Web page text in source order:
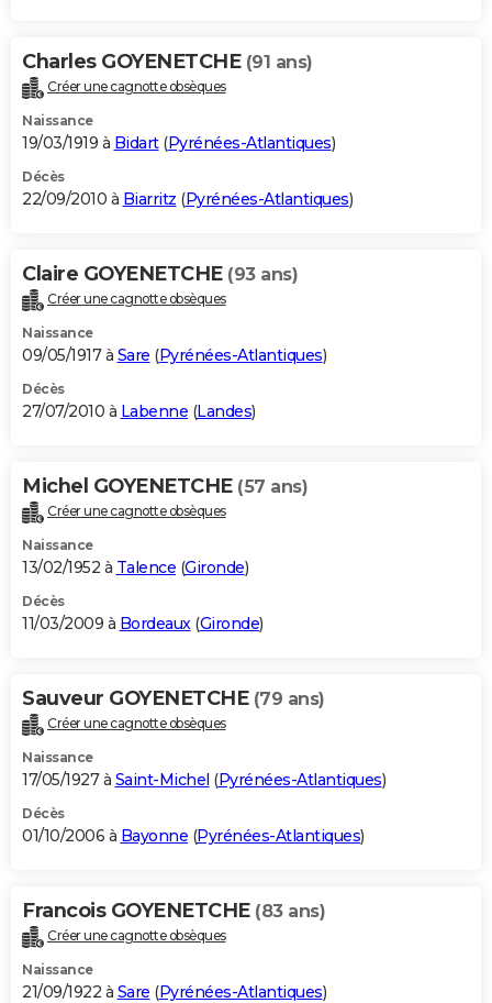
Charles GOYENETCHE (91 ans)
Créer une cagnotte obsèques
Naissance
19/03/1919 à Bidart(Pyrénées-Atlantiques)
Décès
22/09/2010 à Biarritz (Pyrénées-Atlantiques)
Claire GOYENETCHE (93 ans)
Créer une cagnotte obsèques
Naissance
09/05/1917 à Sare (Pyrénées-Atlantiques)
Décès
27/07/2010 à Labenne (Landes)
Michel GOYENETCHE (57 ans)
Créer une cagnotte obsèques
Naissance
13/02/1952 à Talence (Gironde)
Décès
11/03/2009 à Bordeaux(Gironde)
Sauveur GOYENETCHE (79 ans)
Créer une cagnotte obsèques
Naissance
17/05/1927 à Saint-Michel (Pyrénées-Atlantiques)
Décès
01/10/2006 à Bayonne (Pyrénées-Atlantiques)
Francois GOYENETCHE (83 ans)
Créer une cagnotte obsèques
Naissance
21/09/1922 à Sare (Pyrénées-Atlantiques)